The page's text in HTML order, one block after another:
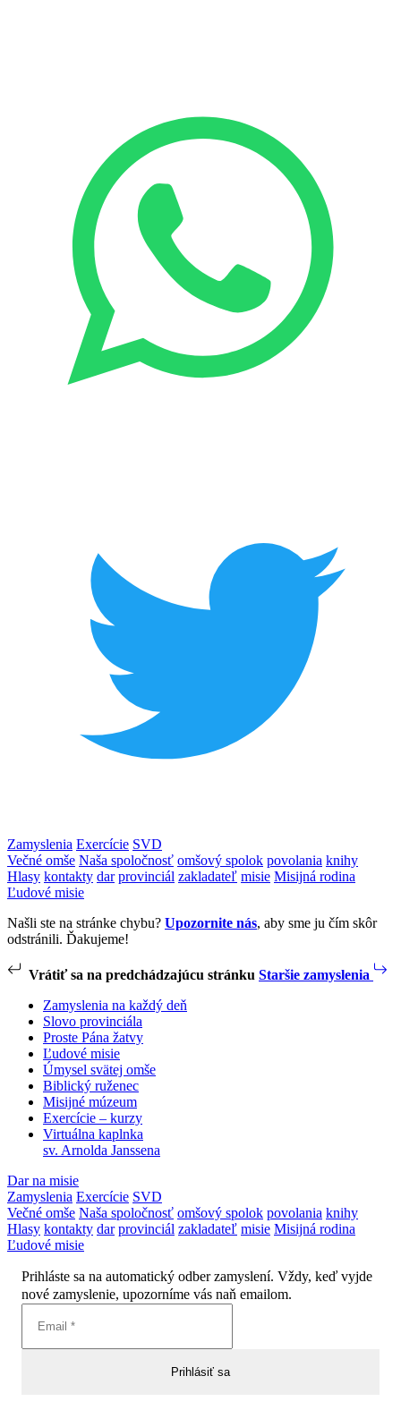
Zamyslenia Exercície SVD
Večné omše Naša spoločnosť omšový spolok povolania knihy
Hlasy kontakty dar provinciál zakladateľ misie Misijná rodina
Ľudové misie
Našli ste na stránke chybu? Upozornite nás, aby sme ju čím skôr
odstránili. Ďakujeme!
Vrátiť sa na predchádzajúcu stránku Staršie zamyslenia
Zamyslenia na každý deň
Slovo provinciála
Proste Pána žatvy
Ľudové misie
Úmysel svätej omše
Biblický ruženec
Misijné múzeum
Exercície – kurzy
Virtuálna kaplnka
sv. Arnolda Janssena
Dar na misie
Zamyslenia Exercície SVD
Večné omše Naša spoločnosť omšový spolok povolania knihy
Hlasy kontakty dar provinciál zakladateľ misie Misijná rodina
Ľudové misie
Prihláste sa na automatický odber zamyslení. Vždy, keď vyjde
nové zamyslenie, upozorníme vás naň emailom.